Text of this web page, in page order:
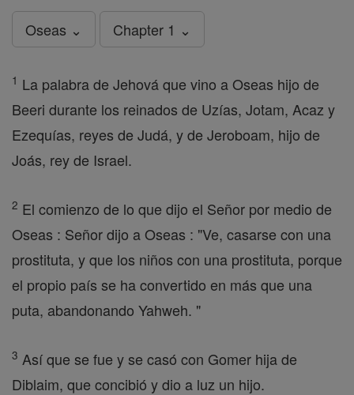
Oseas ⌄ Chapter 1 ⌄
1 La palabra de Jehová que vino a Oseas hijo de
Beeri durante los reinados de Uzías, Jotam, Acaz y
Ezequías, reyes de Judá, y de Jeroboam, hijo de
Joás, rey de Israel.
2 El comienzo de lo que dijo el Señor por medio de
Oseas : Señor dijo a Oseas : "Ve, casarse con una
prostituta, y que los niños con una prostituta, porque
el propio país se ha convertido en más que una
puta, abandonando Yahweh. "
3 Así que se fue y se casó con Gomer hija de
Diblaim, que concibió y dio a luz un hijo.